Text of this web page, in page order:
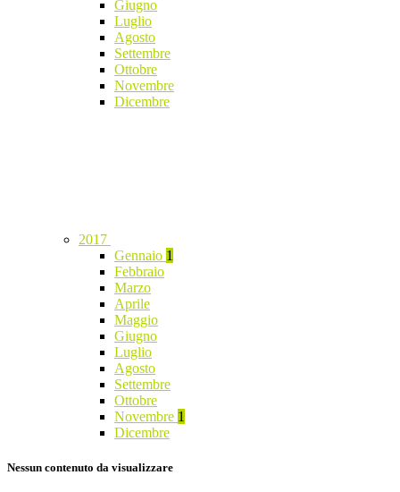
Giugno
Luglio
Agosto
Settembre
Ottobre
Novembre
Dicembre
2017
Gennaio 1
Febbraio
Marzo
Aprile
Maggio
Giugno
Luglio
Agosto
Settembre
Ottobre
Novembre 1
Dicembre
Nessun contenuto da visualizzare